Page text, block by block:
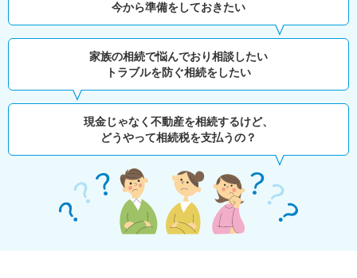
今から準備をしておきたい
家族の相続で悩んでおり相談したい
トラブルを防ぐ相続をしたい
現金じゃなく不動産を相続するけど、
どうやって相続税を支払うの？